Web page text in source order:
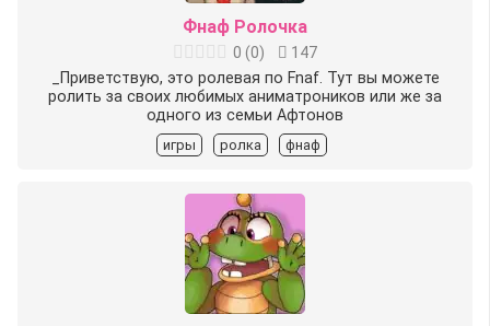
Фнаф Ролочка
0 (0)
147
_Приветствую, это ролевая по Fnaf. Тут вы можете
ролить за своих любимых аниматроников или же за
одного из семьи Афтонов
игры ролка фнаф